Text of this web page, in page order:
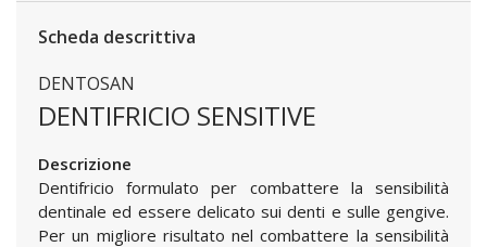
Scheda descrittiva
DENTOSAN
DENTIFRICIO SENSITIVE
Descrizione
Dentifricio formulato per combattere la sensibilità
dentinale ed essere delicato sui denti e sulle gengive.
Per un migliore risultato nel combattere la sensibilità